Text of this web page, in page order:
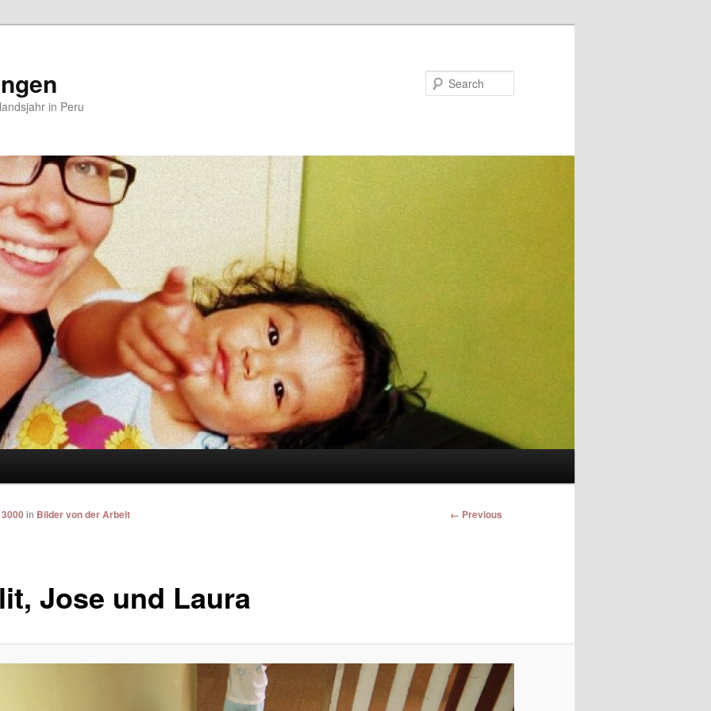
in Peru
Image
← Previous
Jose und Laura
in Bilder von der Arbeit